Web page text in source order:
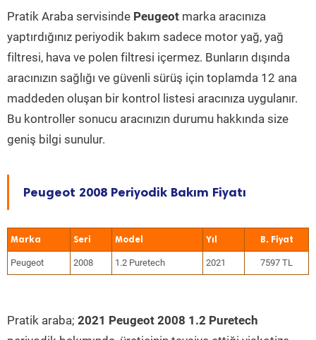
Pratik Araba servisinde Peugeot marka aracınıza
yaptırdığınız periyodik bakım sadece motor yağ, yağ
filtresi, hava ve polen filtresi içermez. Bunların dışında
aracınızın sağlığı ve güvenli sürüş için toplamda 12 ana
maddeden oluşan bir kontrol listesi aracınıza uygulanır.
Bu kontroller sonucu aracınızın durumu hakkında size
geniş bilgi sunulur.
Peugeot 2008 Periyodik Bakım Fiyatı
Marka Seri Model Yıl
Peugeot 2008 1.2 Puretech 2021 7597 TL
Pratik araba; 2021 Peugeot 2008 1.2 Puretech